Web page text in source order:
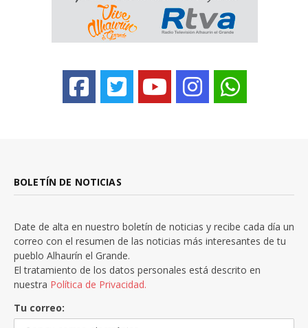
BOLETÍN DE NOTICIAS
Date de alta en nuestro boletín de noticias y recibe cada día un
correo con el resumen de las noticias más interesantes de tu
pueblo Alhaurín el Grande.
El tratamiento de los datos personales está descrito en
nuestra Política de Privacidad.
Tu correo: